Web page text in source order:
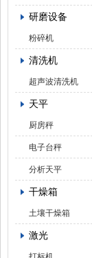
研磨设备
粉碎机
清洗机
超声波清洗机
天平
厨房秤
电子台秤
分析天平
干燥箱
土壤干燥箱
激光